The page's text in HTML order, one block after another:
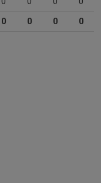
0 0 0 0